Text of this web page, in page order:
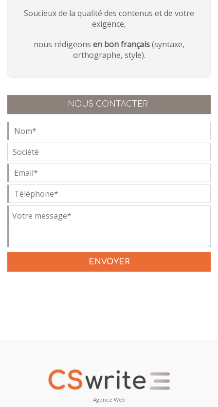
Soucieux de la qualité des contenus et de votre
exigence,
nous rédigeons en bon français(syntaxe,
orthographe, style).
NOUS CONTACTER
Agence Web